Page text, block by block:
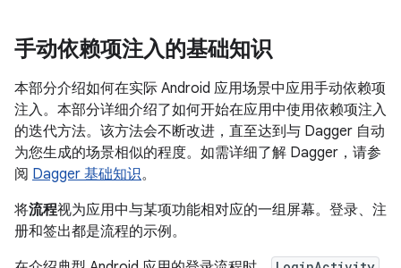
手动依赖项注入的基础知识
本部分介绍如何在实际 Android 应用场景中应用手动依赖项
注入。本部分详细介绍了如何开始在应用中使用依赖项注入
的迭代方法。该方法会不断改进，直至达到与 Dagger 自动
为您生成的场景相似的程度。如需详细了解 Dagger，请参
阅 Dagger 基础知识。
将流程视为应用中与某项功能相对应的一组屏幕。登录、注
册和签出都是流程的示例。